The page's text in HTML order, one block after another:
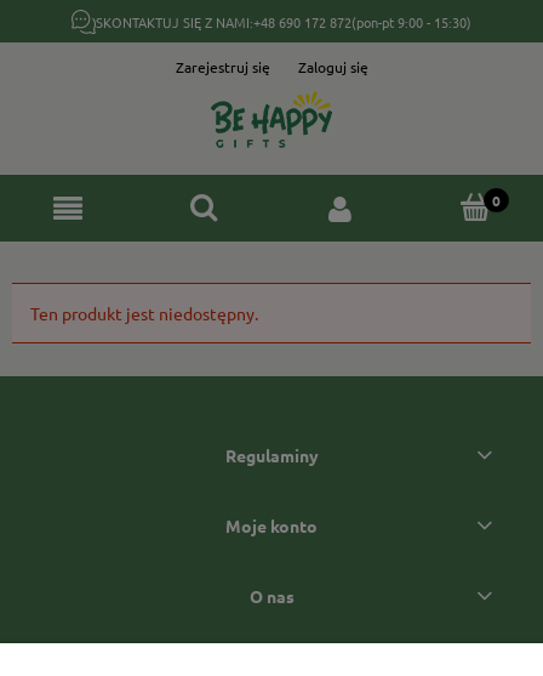
SKONTAKTUJ SIĘ Z NAMI:+48 690 172 872(pon-pt 9:00 - 15:30)
Zarejestruj się Zaloguj się
Ten produkt jest niedostępny.
Regulaminy
Moje konto
O nas